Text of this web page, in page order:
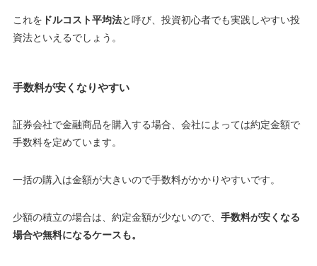
これを ドルコスト平均法と呼び、 投資初心者でも実践しやすい投
資法といえるでしょう 。
手数料が安くなりやすい
証券会社で金融商品を購入する場合、会社によっては約定金額で
手数料を定めています。
一括の購入は金額が大きいので手数料がかかりやすいです。
少額の積立の場合は、約定金額が少ないので、 手数料が安くなる
場合や無料になるケースも。